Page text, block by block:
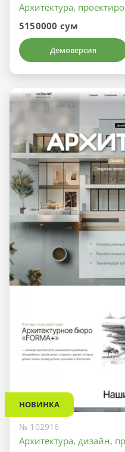
Архитектура,
5150000 сум
Демоверсия
НОВИНКА
№ 102916
Архитектура, дизайн,